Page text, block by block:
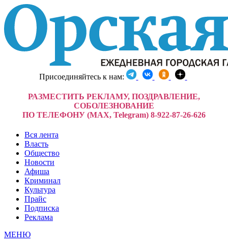
Присоединяйтесь к нам:
РАЗМЕСТИТЬ РЕКЛАМУ, ПОЗДРАВЛЕНИЕ,
СОБОЛЕЗНОВАНИЕ
ПО ТЕЛЕФОНУ (MAX, Telegram) 8-922-87-26-626
Вся лента
Власть
Общество
Новости
Афиша
Криминал
Культура
Прайс
Подписка
Реклама
МЕНЮ